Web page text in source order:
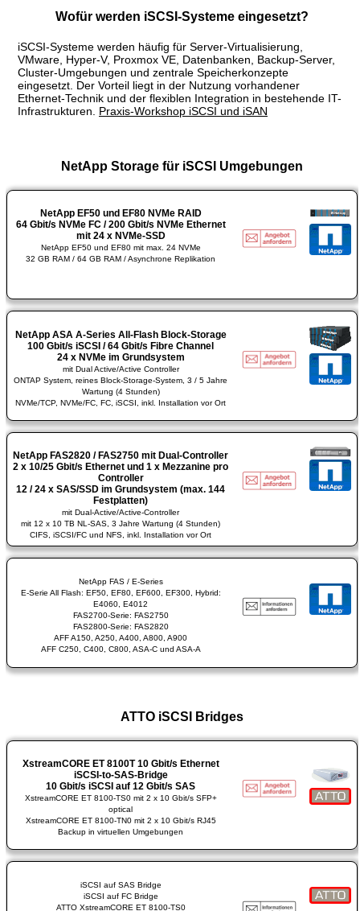
Wofür werden iSCSI-Systeme eingesetzt?
iSCSI-Systeme werden häufig für Server-Virtualisierung,
VMware, Hyper-V, Proxmox VE, Datenbanken, Backup-Server,
Cluster-Umgebungen und zentrale Speicherkonzepte
eingesetzt. Der Vorteil liegt in der Nutzung vorhandener
Ethernet-Technik und der flexiblen Integration in bestehende IT-
Infrastrukturen. Praxis-Workshop iSCSI und iSAN
NetApp Storage für iSCSI Umgebungen
NetApp EF50 und EF80 NVMe RAID
64 Gbit/s NVMe FC / 200 Gbit/s NVMe Ethernet
mit 24 x NVMe-SSD
NetApp EF50 und EF80 mit max. 24 NVMe
32 GB RAM / 64 GB RAM / Asynchrone Replikation
NetApp ASA A-Series All-Flash Block-Storage
100 Gbit/s iSCSI / 64 Gbit/s Fibre Channel
24 x NVMe im Grundsystem
mit Dual Active/Active Controller
ONTAP System, reines Block-Storage-System, 3 / 5 Jahre
Wartung (4 Stunden)
NVMe/TCP, NVMe/FC, FC, iSCSI, inkl. Installation vor Ort
NetApp FAS2820 / FAS2750 mit Dual-Controller
2 x 10/25 Gbit/s Ethernet und 1 x Mezzanine pro
Controller
12 / 24 x SAS/SSD im Grundsystem (max. 144
Festplatten)
mit Dual-Active/Active-Controller
mit 12 x 10 TB NL-SAS, 3 Jahre Wartung (4 Stunden)
CIFS, iSCSI/FC und NFS, inkl. Installation vor Ort
NetApp FAS / E-Series
E-Serie All Flash: EF50, EF80, EF600, EF300, Hybrid:
E4060, E4012
FAS2700-Serie: FAS2750
FAS2800-Serie: FAS2820
AFF A150, A250, A400, A800, A900
AFF C250, C400, C800, ASA-C und ASA-A
ATTO iSCSI Bridges
XstreamCORE ET 8100T 10 Gbit/s Ethernet
iSCSI-to-SAS-Bridge
10 Gbit/s iSCSI auf 12 Gbit/s SAS
XstreamCORE ET 8100-TS0 mit 2 x 10 Gbit/s SFP+
optical
XstreamCORE ET 8100-TN0 mit 2 x 10 Gbit/s RJ45
Backup in virtuellen Umgebungen
iSCSI auf SAS Bridge
iSCSI auf FC Bridge
ATTO XstreamCORE ET 8100-TS0